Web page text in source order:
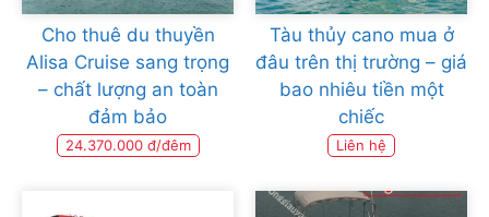
Cho thuê du thuyền
Alisa Cruise sang trọng
– chất lượng an toàn
đảm bảo
24.370.000 đ/đêm
Tàu thủy cano mua ở
đâu trên thị trường – giá
bao nhiêu tiền một
chiếc
Liên hệ